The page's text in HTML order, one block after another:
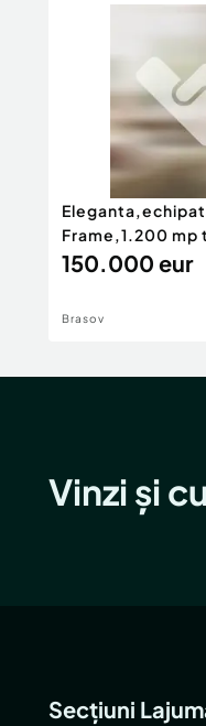
Frame,1.200
Pia
150.000 eur
Brasov
Vinzi și
Secțiuni